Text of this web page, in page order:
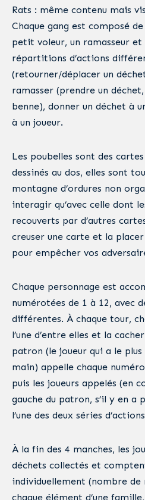
Rats : même contenu mais
Chaque gang est composé
petit voleur, un ramasseur
répartitions d’actions
(retourner/déplacer un
ramasser (prendre un
benne), donner un déchet à
à un joueur.
Les poubelles sont des
dessinés au dos, elles sont
montagne d’ordures non
interagir qu’avec celle dont
recouverts par d’autres
creuser une carte et la
pour empêcher vos
Chaque personnage est
numérotées de 1 à 12, avec
différentes. À chaque tour,
l’une d’entre elles et la
patron (le joueur qui a le plus
main) appelle chaque
puis les joueurs appelés (en
gauche du patron, s’il y en a
l’une des deux séries
À la fin des 4 manches, les
déchets collectés et
individuellement (nombre de
chaque élément d’une